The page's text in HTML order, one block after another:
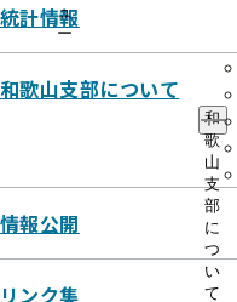
ュ
ー
統計情報
和歌山支部について
和
歌
山
支
部
に
つ
い
て
情報公開
リンク集
登録できる方
パソコン・スマートフォ
であれば、どなたでもご利
（携帯電話からの登録は
メールの内容
健康保険制度の解説
法律改正などの最新